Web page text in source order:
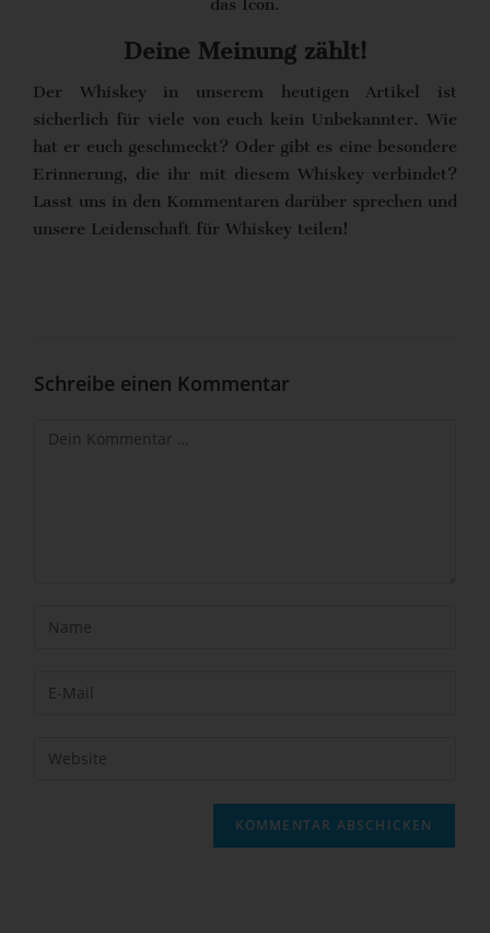
Deine Meinung zählt!
Der Whiskey in unserem heutigen Artikel ist
sicherlich für viele von euch kein Unbekannter. Wie
hat er euch geschmeckt? Oder gibt es eine besondere
Erinnerung, die ihr mit diesem Whiskey verbindet?
Lasst uns in den Kommentaren darüber sprechen und
unsere Leidenschaft für Whiskey teilen!
Schreibe einen Kommentar